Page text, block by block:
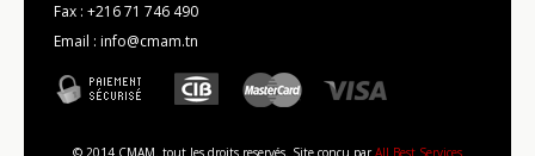
Fax : +216 71 746 490
Email : info@cmam.tn
© 2014 CMAM. tout les droits reservés. Site conçu parAll Best Services